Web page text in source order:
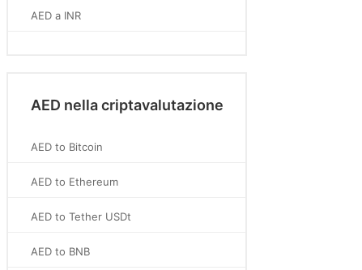
AED a INR
AED nella criptavalutazione
AED to Bitcoin
AED to Ethereum
AED to Tether USDt
AED to BNB